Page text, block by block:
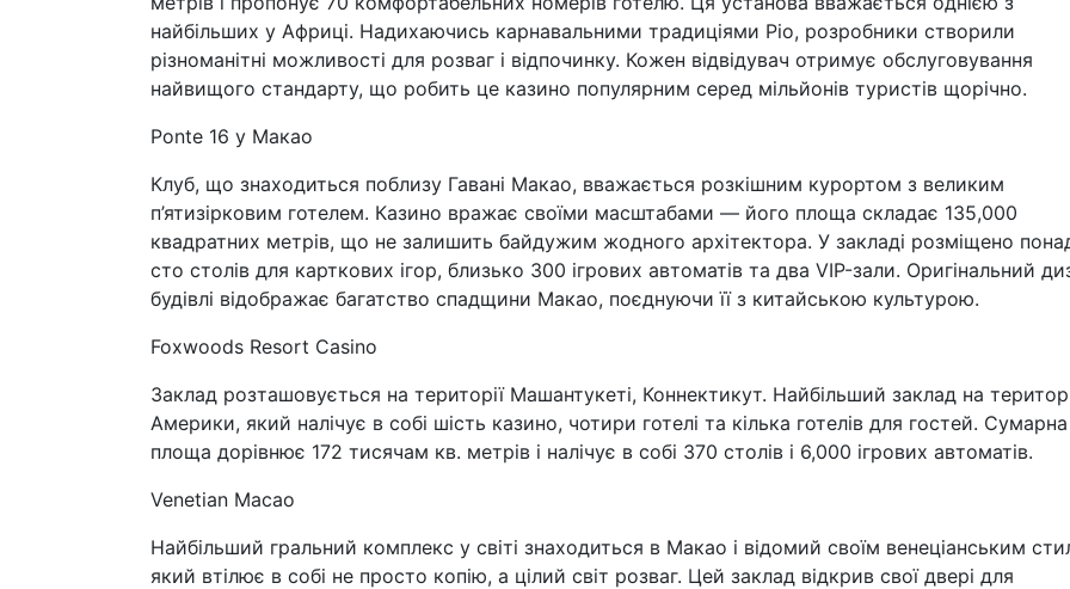
найбільших у Африці. Надихаючись карнавальними традиціями Ріо, розробники створили
різноманітні можливості для розваг і відпочинку. Кожен відвідувач отримує обслуговування
найвищого стандарту, що робить це казино популярним серед мільйонів туристів щорічно.
Ponte 16 у Макао
Клуб, що знаходиться поблизу Гавані Макао, вважається розкішним курортом з великим
п’ятизірковим готелем. Казино вражає своїми масштабами — його площа складає 135,000
квадратних метрів, що не залишить байдужим жодного архітектора. У закладі розміщено
сто столів для карткових ігор, близько 300 ігрових автоматів та два VIP-зали. Оригінальний
будівлі відображає багатство спадщини Макао, поєднуючи її з китайською культурою.
Foxwoods Resort Casino
Заклад розташовується на території Машантукеті, Коннектикут. Найбільший заклад на
Америки, який налічує в собі шість казино, чотири готелі та кілька готелів для гостей. Сумарна
площа дорівнює 172 тисячам кв. метрів і налічує в собі 370 столів і 6,000 ігрових автоматів.
Venetian Macao
Найбільший гральний комплекс у світі знаходиться в Макао і відомий своїм венеціанським
який втілює в собі не просто копію, а цілий світ розваг. Цей заклад відкрив свої двері для